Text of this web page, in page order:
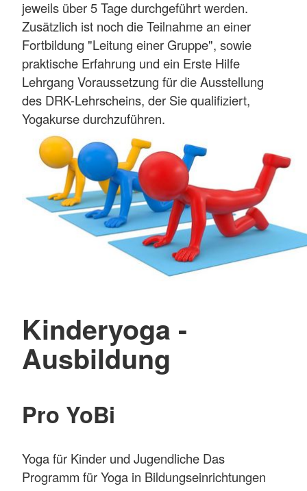
jeweils über 5 Tage durchgeführt werden.
Zusätzlich ist noch die Teilnahme an einer
Fortbildung "Leitung einer Gruppe", sowie
praktische Erfahrung und ein Erste Hilfe
Lehrgang Voraussetzung für die Ausstellung
des DRK-Lehrscheins, der Sie qualifiziert,
Yogakurse durchzuführen.
Kinderyoga -
Ausbildung
Pro YoBi
Yoga für Kinder und Jugendliche Das
Programm für Yoga in Bildungseinrichtungen